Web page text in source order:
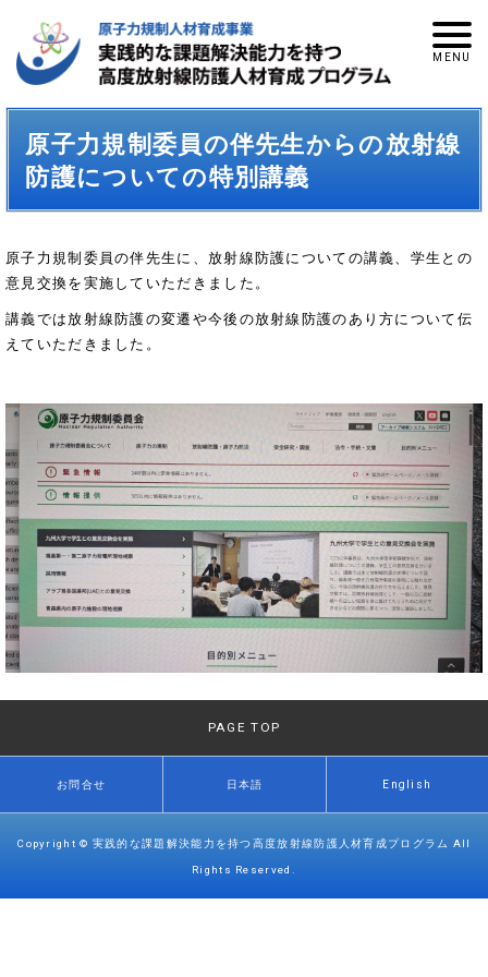
原子力規制委員の伴先生からの放射線
防護についての特別講義
原子力規制委員の伴先生に、放射線防護についての講義、学生との
意見交換を実施していただきました。
講義では放射線防護の変遷や今後の放射線防護のあり方について伝
えていただきました。
PAGE TOP
お問合せ 日本語 English
Copyright © 実践的な課題解決能力を持つ高度放射線防護人材育成プログラム All
Rights Reserved.